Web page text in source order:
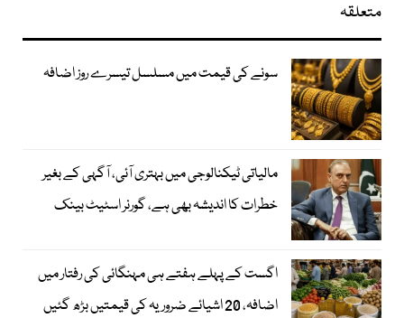
متعلقہ
سونے کی قیمت میں مسلسل تیسرے روز اضافہ
مالیاتی ٹیکنالوجی میں بہتری آئی، آگہی کے بغیر
خطرات کا اندیشہ بھی ہے، گورنر اسٹیٹ بینک
اگست کے پہلے ہفتے ہی مہنگائی کی رفتار میں
اضافہ، 20 اشیائے ضروریہ کی قیمتیں بڑھ گئیں